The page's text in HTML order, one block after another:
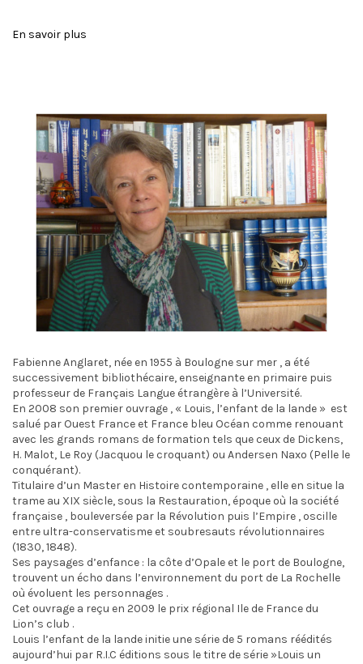
En savoir plus
Fabienne Anglaret, née en 1955 à Boulogne sur mer , a été
successivement bibliothécaire, enseignante en primaire puis
professeur de Français Langue étrangère à l’Université.
En 2008 son premier ouvrage , « Louis, l’enfant de la lande » est
salué par Ouest France et France bleu Océan comme renouant
avec les grands romans de formation tels que ceux de Dickens,
H. Malot, Le Roy (Jacquou le croquant) ou Andersen Naxo (Pelle le
conquérant).
Titulaire d’un Master en Histoire contemporaine , elle en situe la
trame au XIX siècle, sous la Restauration, époque où la société
française , bouleversée par la Révolution puis l’Empire , oscille
entre ultra-conservatisme et soubresauts révolutionnaires
(1830, 1848).
Ses paysages d’enfance : la côte d’Opale et le port de Boulogne,
trouvent un écho dans l’environnement du port de La Rochelle
où évoluent les personnages .
Cet ouvrage a reçu en 2009 le prix régional Ile de France du
Lion’s club .
Louis l’enfant de la lande initie une série de 5 romans réédités
aujourd’hui par R.I.C éditions sous le titre de série »Louis un